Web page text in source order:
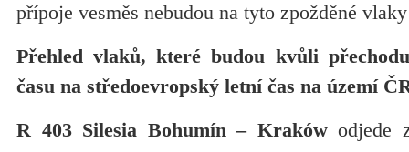
přípoje vesměs nebudou na tyto zpožděné
Přehled vlaků, které budou kvůli
času na středoevropský letní čas na území
R 403 Silesia Bohumín – Krakówodjede